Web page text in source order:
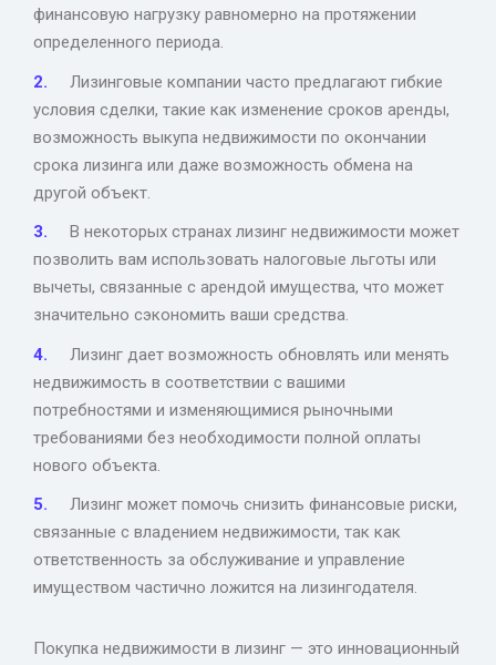
финансовую нагрузку равномерно на протяжении
определенного периода.
Лизинговые компании часто предлагают гибкие
условия сделки, такие как изменение сроков аренды,
возможность выкупа недвижимости по окончании
срока лизинга или даже возможность обмена на
другой объект.
В некоторых странах лизинг недвижимости может
позволить вам использовать налоговые льготы или
вычеты, связанные с арендой имущества, что может
значительно сэкономить ваши средства.
Лизинг дает возможность обновлять или менять
недвижимость в соответствии с вашими
потребностями и изменяющимися рыночными
требованиями без необходимости полной оплаты
нового объекта.
Лизинг может помочь снизить финансовые риски,
связанные с владением недвижимости, так как
ответственность за обслуживание и управление
имуществом частично ложится на лизингодателя.
Покупка недвижимости в лизинг — это инновационный